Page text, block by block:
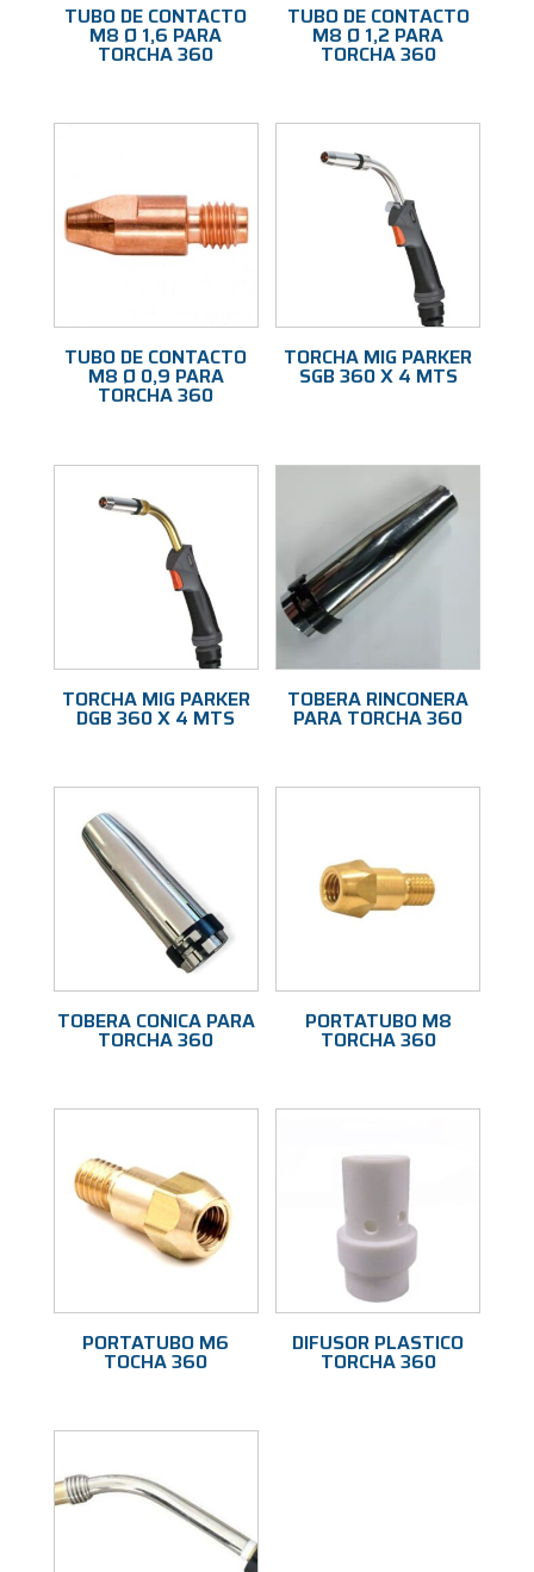
TUBO DE CONTACTO
M8 Ø 1,6 PARA
TORCHA 360
TUBO DE CONTACTO
M8 Ø 1,2 PARA
TORCHA 360
TUBO DE CONTACTO
M8 Ø 0,9 PARA
TORCHA 360
TORCHA MIG PARKER
SGB 360 X 4 MTS
TORCHA MIG PARKER
DGB 360 X 4 MTS
TOBERA RINCONERA
PARA TORCHA 360
TOBERA CONICA PARA
TORCHA 360
PORTATUBO M8
TORCHA 360
PORTATUBO M6
TOCHA 360
DIFUSOR PLASTICO
TORCHA 360